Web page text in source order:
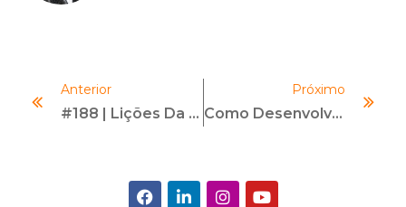
Anterior
#188 | Lições Da COP30 Para 2026 | Com Natascha Schmitt
Próximo
Como Desenvolver Soft Skills? Confira Estratégias